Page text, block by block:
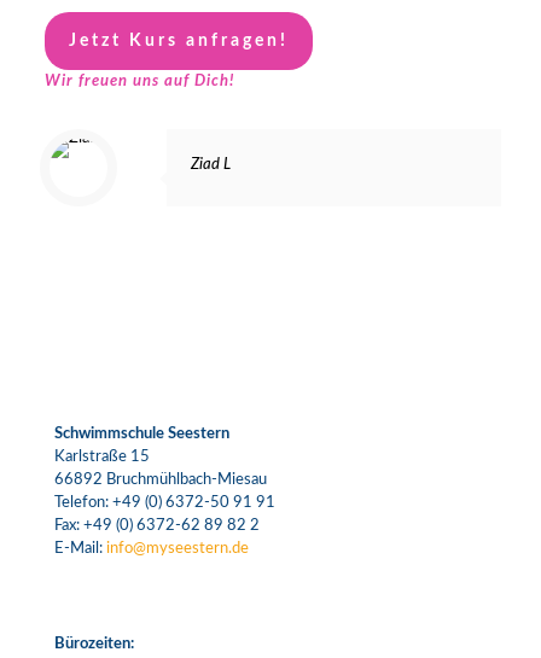
Jetzt Kurs anfragen!
Wir freuen uns auf Dich!
Ziad L
Schwimmschule Seestern
Karlstraße 15
66892 Bruchmühlbach-Miesau
Telefon: +49 (0) 6372-50 91 91
Fax: +49 (0) 6372-62 89 82 2
E-Mail: info@myseestern.de
Bürozeiten: